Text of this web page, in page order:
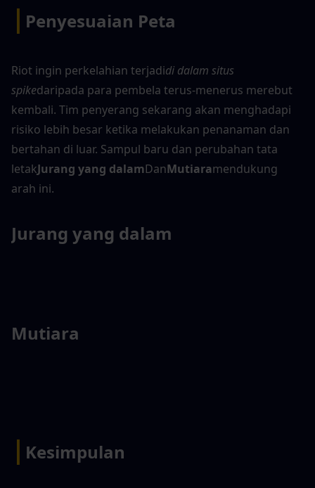
| Penyesuaian Peta
Riot ingin perkelahian terjadidi dalam situs
spikedaripada para pembela terus-menerus merebut
kembali. Tim penyerang sekarang akan menghadapi
risiko lebih besar ketika melakukan penanaman dan
bertahan di luar. Sampul baru dan perubahan tata
letakJurang yang dalamDanMutiaramendukung
arah ini.
Jurang yang dalam
Mutiara
| Kesimpulan